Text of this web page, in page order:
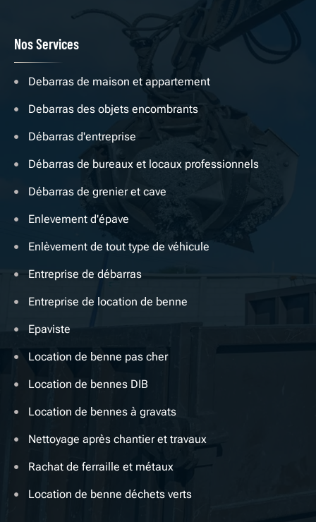
Nos Services
Debarras de maison et appartement
Debarras des objets encombrants
Débarras d'entreprise
Débarras de bureaux et locaux professionnels
Débarras de grenier et cave
Enlevement d'épave
Enlèvement de tout type de véhicule
Entreprise de débarras
Entreprise de location de benne
Epaviste
Location de benne pas cher
Location de bennes DIB
Location de bennes à gravats
Nettoyage après chantier et travaux
Rachat de ferraille et métaux
Location de benne déchets verts